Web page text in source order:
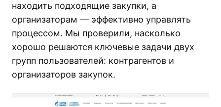
находить подходящие закупки, а
организаторам — эффективно управлять
процессом. Мы проверили, насколько
хорошо решаются ключевые задачи двух
групп пользователей: контрагентов и
организаторов закупок.